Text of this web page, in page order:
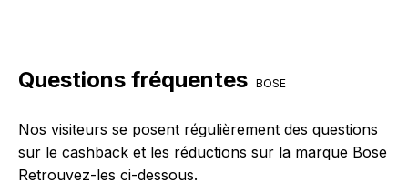
Questions fréquentes BOSE
Nos visiteurs se posent régulièrement des questions
sur le cashback et les réductions sur la marque Bose
Retrouvez-les ci-dessous.